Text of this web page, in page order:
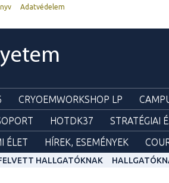
Adatvédelem
CRYOEMWORKSHOP LP
HOTDK37
STRATÉGIAI
ÉLET HÍREK, ESEMÉNYEK
HALLGATÓKNAK